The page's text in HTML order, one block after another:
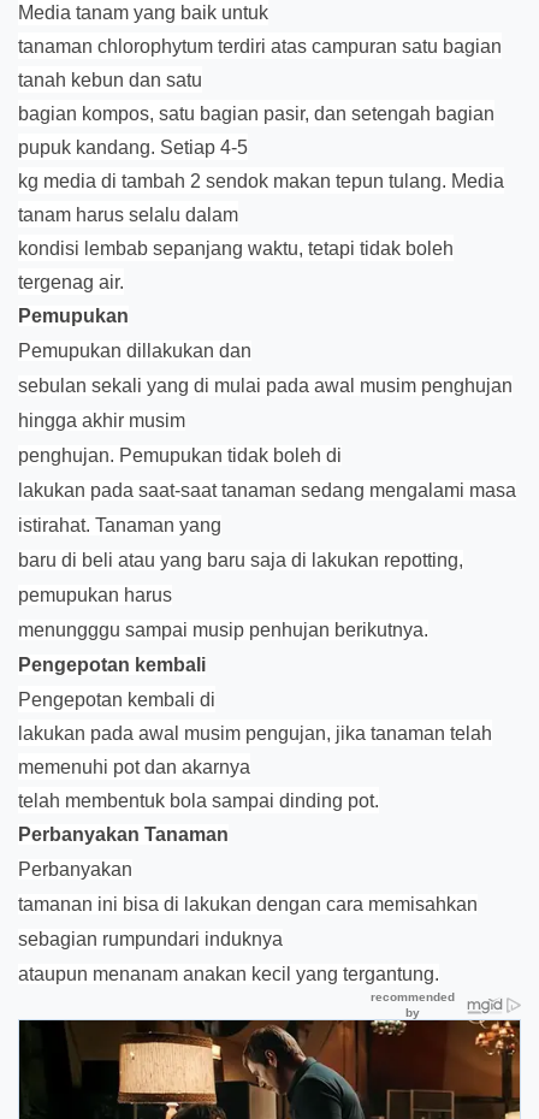
Media tanam yang baik untuk
tanaman chlorophytum terdiri atas campuran satu bagian
tanah kebun dan satu
bagian kompos, satu bagian pasir, dan setengah bagian
pupuk kandang. Setiap 4-5
kg media di tambah 2 sendok makan tepun tulang. Media
tanam harus selalu dalam
kondisi lembab sepanjang waktu, tetapi tidak boleh
tergenag air.
Pemupukan
Pemupukan dillakukan dan
sebulan sekali yang di mulai pada awal musim penghujan
hingga akhir musim
penghujan. Pemupukan tidak boleh di
lakukan pada saat-saat tanaman sedang mengalami masa
istirahat. Tanaman yang
baru di beli atau yang baru saja di lakukan repotting,
pemupukan harus
menungggu sampai musip penhujan berikutnya.
Pengepotan kembali
Pengepotan kembali di
lakukan pada awal musim pengujan, jika tanaman telah
memenuhi pot dan akarnya
telah membentuk bola sampai dinding pot.
Perbanyakan Tanaman
Perbanyakan
tamanan ini bisa di lakukan dengan cara memisahkan
sebagian rumpundari induknya
ataupun menanam anakan kecil yang tergantung.